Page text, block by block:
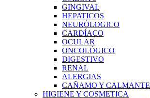
GINGIVAL
HEPATICOS
NEURÓLOGICO
CARDÍACO
OCULAR
ONCOLÓGICO
DIGESTIVO
RENAL
ALERGIAS
CAÑAMO Y CALMANTE
HIGIENE Y COSMETICA